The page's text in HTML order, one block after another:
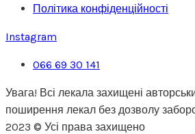
Політика конфіденційності
Instagram
066 69 30 141
Увага! Всі лекала захищені
поширення лекал без дозволу
2023 © Усі права захищено